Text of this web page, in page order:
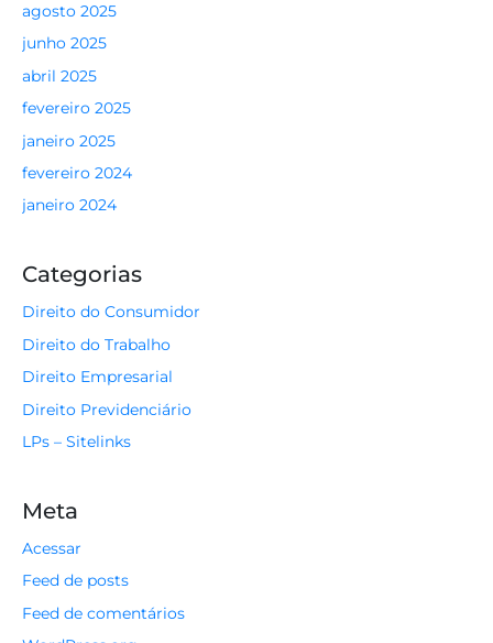
agosto 2025
junho 2025
abril 2025
fevereiro 2025
janeiro 2025
fevereiro 2024
janeiro 2024
Categorias
Direito do Consumidor
Direito do Trabalho
Direito Empresarial
Direito Previdenciário
LPs – Sitelinks
Meta
Acessar
Feed de posts
Feed de comentários